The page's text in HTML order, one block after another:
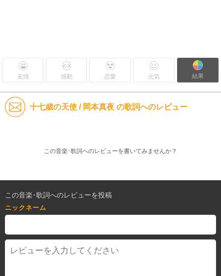
友情 感動 恋愛 元気 結果
十七歳の天使 / 岡本真夜 の歌詞へのレビュー
この音楽･歌詞へのレビューを書いてみませんか？
この音楽･歌詞へのレビューを投稿
ニックネーム